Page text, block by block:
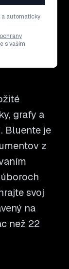
automaticky
s vaším
grafy a
Bluente je
z
svoj
na
než 22